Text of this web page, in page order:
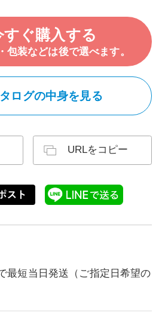
すぐ購入する
包装などは後で選べます。
ログの中身を見る
URLをコピー
最短当日発送（ご指定日希望の